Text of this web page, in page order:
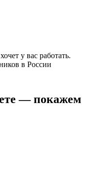
у вас работать.
в России
— покажем